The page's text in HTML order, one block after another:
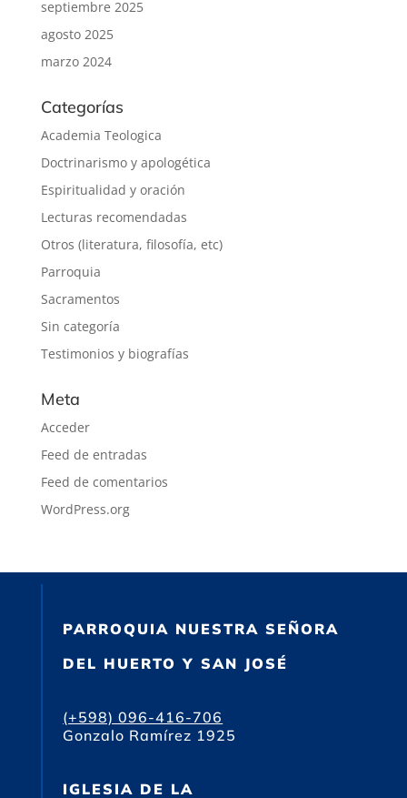
septiembre 2025
agosto 2025
marzo 2024
Categorías
Academia Teologica
Doctrinarismo y apologética
Espiritualidad y oración
Lecturas recomendadas
Otros (literatura, filosofía, etc)
Parroquia
Sacramentos
Sin categoría
Testimonios y biografías
Meta
Acceder
Feed de entradas
Feed de comentarios
WordPress.org
PARROQUIA NUESTRA SEÑORA
DEL HUERTO Y SAN JOSÉ
(+598) 096-416-706
Gonzalo Ramírez 1925
IGLESIA DE LA